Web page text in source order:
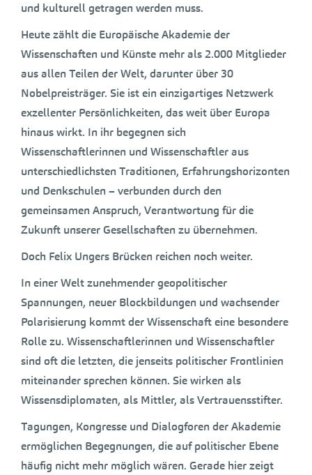
und kulturell getragen werden muss.
Heute zählt die Europäische Akademie der
Wissenschaften und Künste mehr als 2.000 Mitglieder
aus allen Teilen der Welt, darunter über 30
Nobelpreisträger. Sie ist ein einzigartiges Netzwerk
exzellenter Persönlichkeiten, das weit über Europa
hinaus wirkt. In ihr begegnen sich
Wissenschaftlerinnen und Wissenschaftler aus
unterschiedlichsten Traditionen, Erfahrungshorizonten
und Denkschulen – verbunden durch den
gemeinsamen Anspruch, Verantwortung für die
Zukunft unserer Gesellschaften zu übernehmen.
Doch Felix Ungers Brücken reichen noch weiter.
In einer Welt zunehmender geopolitischer
Spannungen, neuer Blockbildungen und wachsender
Polarisierung kommt der Wissenschaft eine besondere
Rolle zu. Wissenschaftlerinnen und Wissenschaftler
sind oft die letzten, die jenseits politischer Frontlinien
miteinander sprechen können. Sie wirken als
Wissensdiplomaten, als Mittler, als Vertrauensstifter.
Tagungen, Kongresse und Dialogforen der Akademie
ermöglichen Begegnungen, die auf politischer Ebene
häufig nicht mehr möglich wären. Gerade hier zeigt